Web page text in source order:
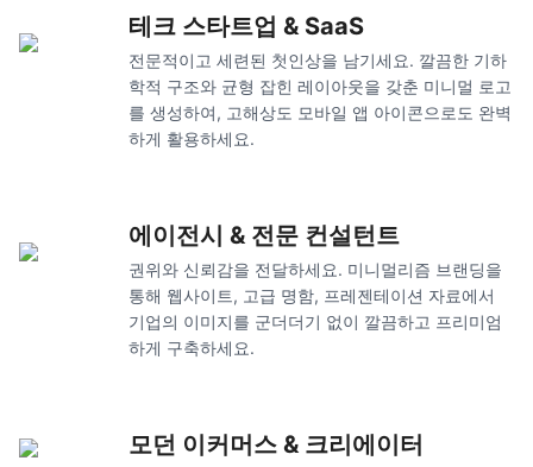
테크 스타트업 & SaaS
전문적이고 세련된 첫인상을 남기세요. 깔끔한 기하
학적 구조와 균형 잡힌 레이아웃을 갖춘 미니멀 로고
를 생성하여, 고해상도 모바일 앱 아이콘으로도 완벽
하게 활용하세요.
에이전시 & 전문 컨설턴트
권위와 신뢰감을 전달하세요. 미니멀리즘 브랜딩을
통해 웹사이트, 고급 명함, 프레젠테이션 자료에서
기업의 이미지를 군더더기 없이 깔끔하고 프리미엄
하게 구축하세요.
모던 이커머스 & 크리에이터